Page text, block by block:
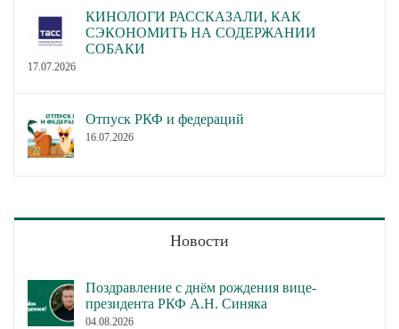
КИНОЛОГИ РАССКАЗАЛИ, КАК
СЭКОНОМИТЬ НА СОДЕРЖАНИИ
СОБАКИ
17.07.2026
Отпуск РКФ и федераций
16.07.2026
Новости
Поздравление с днём рождения вице-
президента РКФ А.Н. Синяка
04.08.2026